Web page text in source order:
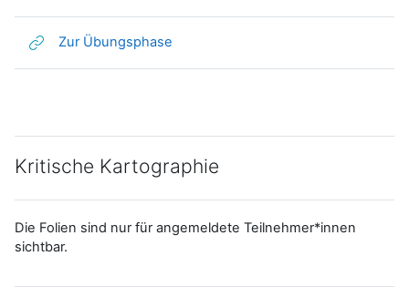
Zur Übungsphase
Kritische Kartographie
Die Folien sind nur für angemeldete Teilnehmer*innen
sichtbar.